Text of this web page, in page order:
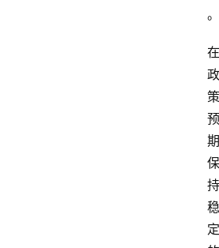
。
在
政
策
预
期
保
持
稳
定